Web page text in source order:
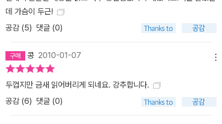
데 가슴이 두근!
공감 (5) 댓글 (0)
콩 2010-01-07
두껍지만 금새 읽어버리게 되네요. 강추합니다.
공감 (6) 댓글 (0)